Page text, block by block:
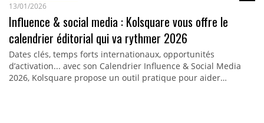
13/01/2026
Influence & social media : Kolsquare vous offre le
calendrier éditorial qui va rythmer 2026
Dates clés, temps forts internationaux, opportunités
d’activation... avec son Calendrier Influence & Social Media
2026, Kolsquare propose un outil pratique pour aider…